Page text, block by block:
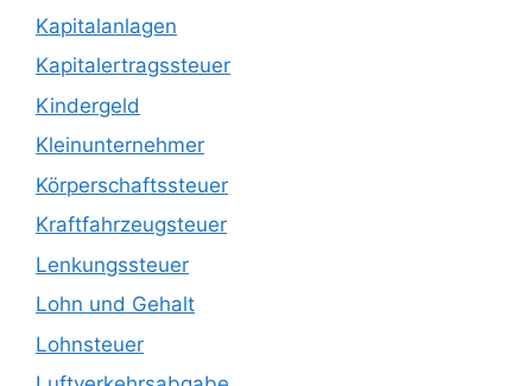
Kapitalanlagen
Kapitalertragssteuer
Kindergeld
Kleinunternehmer
Körperschaftssteuer
Kraftfahrzeugsteuer
Lenkungssteuer
Lohn und Gehalt
Lohnsteuer